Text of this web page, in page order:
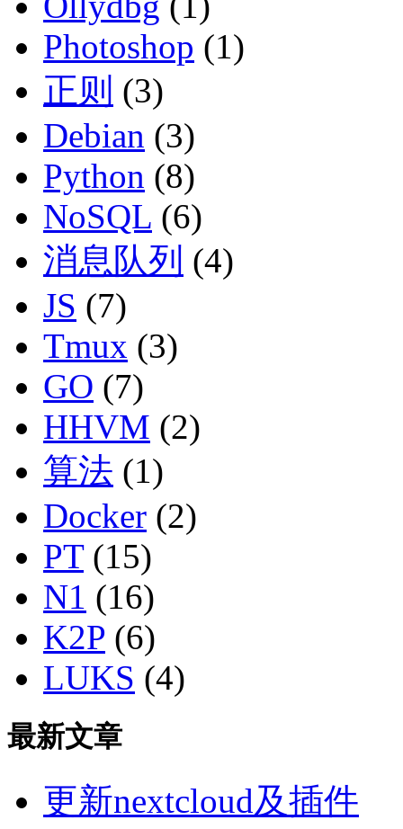
Photoshop (1)
正则 (3)
Debian (3)
Python (8)
NoSQL (6)
消息队列 (4)
JS (7)
Tmux (3)
GO (7)
HHVM (2)
算法 (1)
Docker (2)
PT(15)
N1 (16)
K2P (6)
LUKS (4)
最新文章
更新nextcloud及插件